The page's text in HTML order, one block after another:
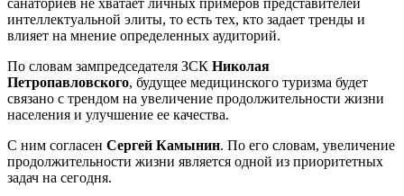
санаториев не хватает личных примеров представителей
интеллектуальной элиты, то есть тех, кто задает тренды и
влияет на мнение определенных аудиторий.
По словам зампредседателя ЗСК Николая
Петропавловского, будущее медицинского туризма будет
связано с трендом на увеличение продолжительности жизни
населения и улучшение ее качества.
С ним согласен Сергей Камынин. По его словам, увеличение
продолжительности жизни является одной из приоритетных
задач на сегодня.